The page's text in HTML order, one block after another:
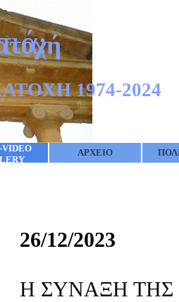
1974-2024
VIDEO
▼
ΑΡΧΕΙΟ
26/12/2023
Η ΣΥΝΑΞΗ ΤΗΣ